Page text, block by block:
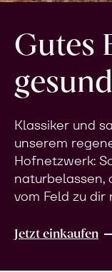
Gutes
Klassiker und
unserem
Hofnetzwerk:
naturbelassen,
vom Feld zu
Jetzt einkaufen